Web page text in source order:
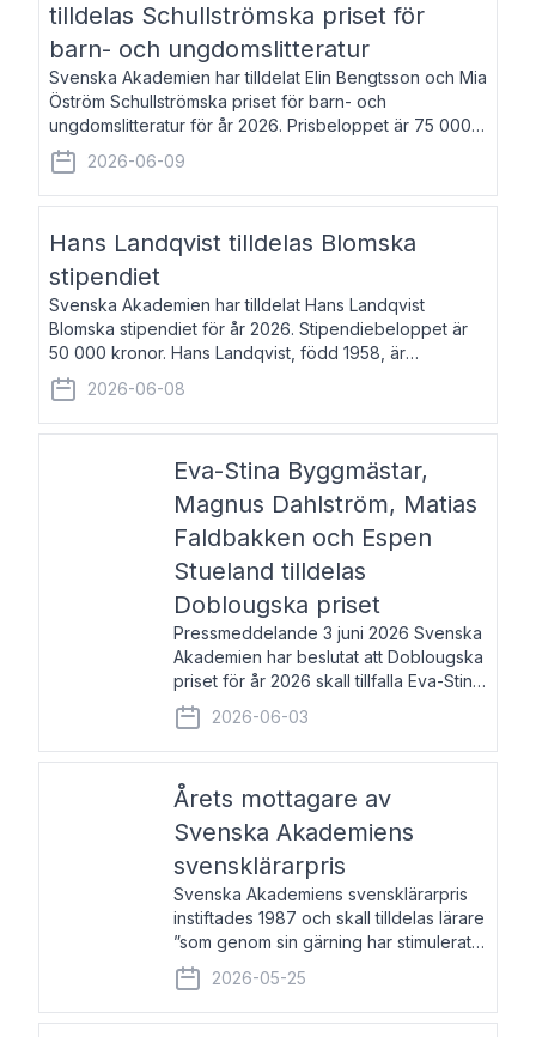
tilldelas Schullströmska priset för
barn- och ungdomslitteratur
Svenska Akademien har tilldelat Elin Bengtsson och Mia
Öström Schullströmska priset för barn- och
ungdomslitteratur för år 2026. Prisbeloppet är 75 000
kronor vardera. Elin Bengtsson, född 1987, är författare
och forskare i genusvetenskap.
2026-06-09
Hans Landqvist tilldelas Blomska
stipendiet
Svenska Akademien har tilldelat Hans Landqvist
Blomska stipendiet för år 2026. Stipendiebeloppet är
50 000 kronor. Hans Landqvist, född 1958, är
professor i svenska vid Göteborgs universitet. Han
disputerade år 2000 på avhandlingen Författn
2026-06-08
Eva-Stina Byggmästar,
Magnus Dahlström, Matias
Faldbakken och Espen
Stueland tilldelas
Doblougska priset
Pressmeddelande 3 juni 2026 Svenska
Akademien har beslutat att Doblougska
priset för år 2026 skall tillfalla Eva-Stina
Byggmästar, Magnus Dahlström, Matias
Faldbakken samt Espen Stueland.
Prisbeloppet är 200 000 svenska
2026-06-03
Årets mottagare av
Svenska Akademiens
svensklärarpris
Svenska Akademiens svensklärarpris
instiftades 1987 och skall tilldelas lärare
”som genom sin gärning har stimulerat
intresset hos unga människor för
svenska språket och litteraturen”.
Prisutdelning och samtal med
2026-05-25